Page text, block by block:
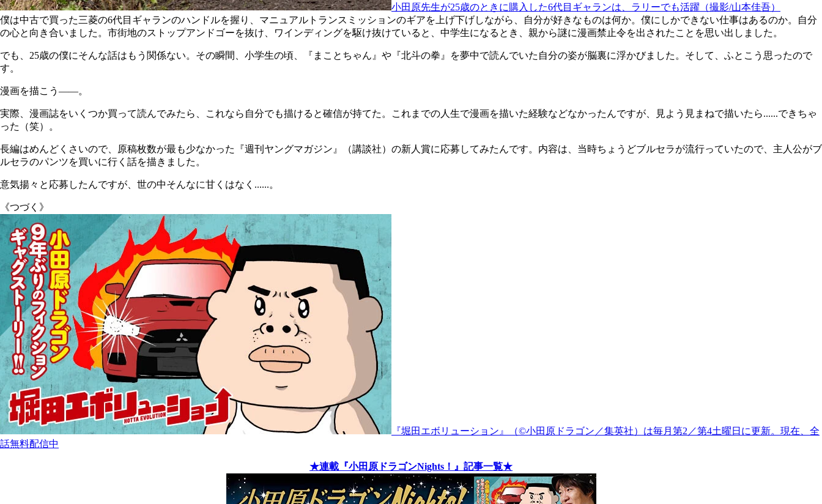
小田原先生が25歳のときに購入した6代目ギャランは、ラリーでも活躍（撮影/山本佳吾）
僕は中古で買った三菱の6代目ギャランのハンドルを握り、マニュアルトランスミッションのギアを上げ下げしながら、自分が好きなものは何か。僕にしかできない仕事はあるのか。自分
の心と向き合いました。市街地のストップアンドゴーを抜け、ワインディングを駆け抜けていると、中学生になるとき、親から謎に漫画禁止令を出されたことを思い出しました。
でも、25歳の僕にそんな話はもう関係ない。その瞬間、小学生の頃、『まことちゃん』や『北斗の拳』を夢中で読んでいた自分の姿が脳裏に浮かびました。そして、ふとこう思ったので
す。
漫画を描こう――。
実際、漫画誌をいくつか買って読んでみたら、これなら自分でも描けると確信が持てた。これまでの人生で漫画を描いた経験などなかったんですが、見よう見まねで描いたら......できちゃ
った（笑）。
長編はめんどくさいので、原稿枚数が最も少なかった『週刊ヤングマガジン』（講談社）の新人賞に応募してみたんです。内容は、当時ちょうどブルセラが流行っていたので、主人公がブ
ルセラのパンツを買いに行く話を描きました。
意気揚々と応募したんですが、世の中そんなに甘くはなく......。
《つづく》
『堀田エボリューション』（©小田原ドラゴン／集英社）は毎月第2／第4土曜日に更新。現在、全
話無料配信中
★連載『小田原ドラゴンNights！』記事一覧★